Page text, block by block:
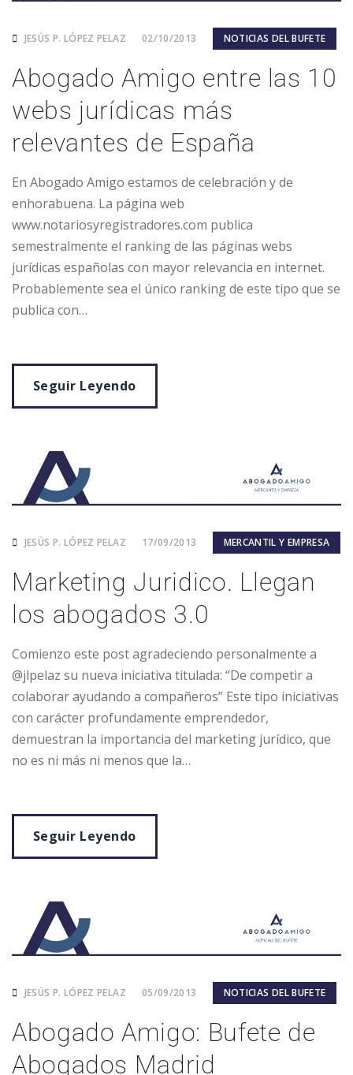
JESÚS P. LÓPEZ PELAZ 02/10/2013 NOTICIAS DEL BUFETE
Abogado Amigo entre las 10
webs jurídicas más
relevantes de España
En Abogado Amigo estamos de celebración y de
enhorabuena. La página web
www.notariosyregistradores.com publica
semestralmente el ranking de las páginas webs
jurídicas españolas con mayor relevancia en internet.
Probablemente sea el único ranking de este tipo que se
publica con…
Seguir Leyendo
JESÚS P. LÓPEZ PELAZ 17/09/2013 MERCANTIL Y EMPRESA
Marketing Juridico. Llegan
los abogados 3.0
Comienzo este post agradeciendo personalmente a
@jlpelaz su nueva iniciativa titulada: “De competir a
colaborar ayudando a compañeros” Este tipo iniciativas
con carácter profundamente emprendedor,
demuestran la importancia del marketing jurídico, que
no es ni más ni menos que la…
Seguir Leyendo
JESÚS P. LÓPEZ PELAZ 05/09/2013 NOTICIAS DEL BUFETE
Abogado Amigo: Bufete de
Abogados Madrid